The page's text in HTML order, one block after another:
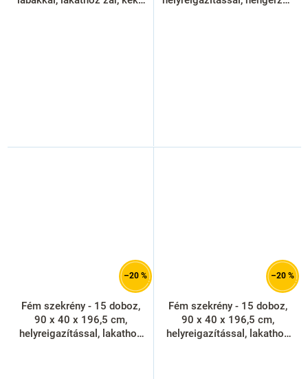
–20 %
Fém szekrény - 15 doboz,
90 x 40 x 196,5 cm,
helyreigazítással, lakathoz
–20 %
Fém szekrény - 15 doboz,
90 x 40 x 196,5 cm,
helyreigazítással, lakathoz